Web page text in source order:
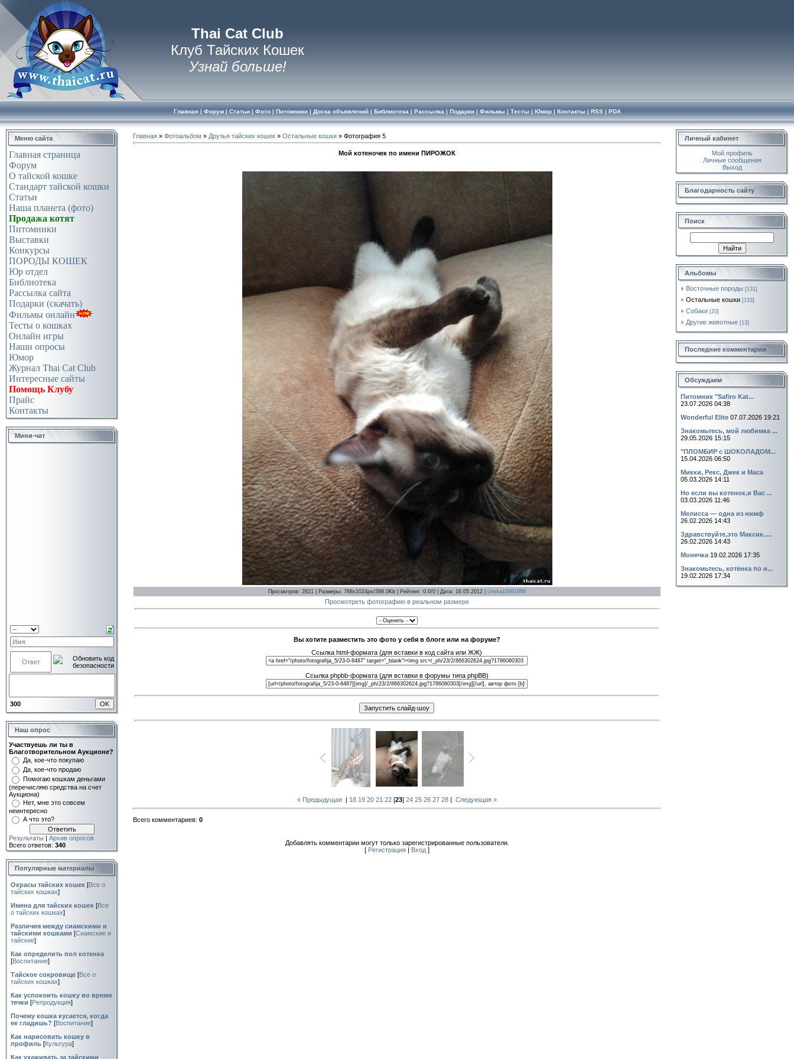
Thai Cat Club
Клуб Тайских Кошек
Узнай больше!
Главная| Форум| Статьи| Фото| Питомники| Доска объявлений| Библиотека | Рассылка | Подарки| Фильмы | Тесты | Юмор| Контакты | RSS| PDA
Меню сайта
Главная страница
Форум
О тайской кошке
Стандарт тайской кошки
Статьи
Наша планета (фото)
Продажа котят
Питомники
Выставки
Конкурсы
ПОРОДЫ КОШЕК
Юр отдел
Библиотека
Рассылка сайта
Подарки (скачать)
Фильмы онлайн
Тесты о кошках
Онлайн игры
Наши опросы
Юмор
Журнал Thai Cat Club
Интересные сайты
Помощь Клубу
Прайс
Контакты
Мини-чат
300
Наш опрос
Участвуешь ли ты в
Благотворительном Аукционе?
Да, кое-что покупаю
Да, кое-что продаю
Помогаю кошкам деньгами
(перечисляю средства на счет
Аукциона)
Нет, мне это совсем
неинтересно
А что это?
Результаты | Архив опросов
Всего ответов: 340
Популярные материалы
Окрасы тайских кошек [Все о
тайских кошках]
Имена для тайских кошек [Все
о тайских кошках]
Различия между сиамскими и
тайскими кошками [Сиамские и
тайские]
Как определить пол котенка
[Воспитание]
Тайское сокровище [Все о
тайских кошках]
Как успокоить кошку во время
течки [Репродукция]
Почему кошка кусается, когда
ее гладишь? [Воспитание]
Как нарисовать кошку в
профиль [Культура]
Как ухаживать за тайскими
Главная » Фотоальбом » Друзья тайских кошек » Остальные кошки » Фотография 5
Мой котеночек по имени ПИРОЖОК
Просмотров: 2821 | Размеры: 768x1024px/398.0Kb | Рейтинг: 0.0/0 | Дата: 16.05.2012 | Umka10091988
Просмотреть фотографию в реальном размере
Вы хотите разместить это фото у себя в блоге или на форуме?
Ссылка html-формата (для вставки в код сайта или ЖЖ)
Ссылка phpbb-формата (для вставки в форумы типа phpBB)
« Предыдущая | 18 19 20 21 22 [23] 24 25 26 27 28 | Следующая »
Всего комментариев: 0
Добавлять комментарии могут только зарегистрированные пользователи.
[ Регистрация Вход ]
Личный кабинет
Мой профиль
Личные сообщения
Выход
Благодарность сайту
Поиск
Альбомы
Восточные породы [131]
Остальные кошки [153]
Собаки [20]
Другие животные [13]
Последние комментарии
Обсуждаем
Питомник "Safiro Kat...
23.07.2026 04:38
Wonderful Elite 07.07.2026 19:21
Знакомьтесь, мой любимка ...
29.05.2026 15:15
"ПЛОМБИР с ШОКОЛАДОМ...
15.04.2026 06:50
Микки, Рекс, Джек и Маса
05.03.2026 14:11
Но если вы котенок,и Вас ...
03.03.2026 11:46
Мелисса — одна из нимф
26.02.2026 14:43
Здравствуйте,это Максик.....
26.02.2026 14:43
Монечка 19.02.2026 17:35
Знакомьтесь, котёнка по и...
19.02.2026 17:34